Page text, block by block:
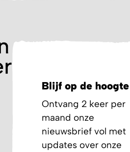
Blijf op de hoogte
Ontvang 2 keer per
maand onze
nieuwsbrief vol met
updates over onze